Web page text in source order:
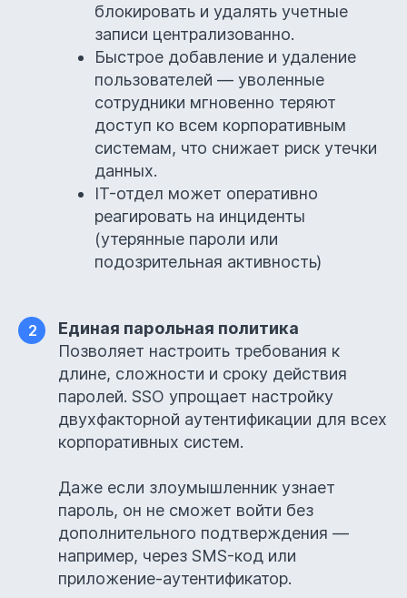
блокировать и удалять учетные
записи централизованно.
Быстрое добавление и удаление
пользователей — уволенные
сотрудники мгновенно теряют
доступ ко всем корпоративным
системам, что снижает риск утечки
данных.
IT-отдел может оперативно
реагировать на инциденты
(утерянные пароли или
подозрительная активность)
2
Единая парольная политика
Позволяет настроить требования к
длине, сложности и сроку действия
паролей. SSO упрощает настройку
двухфакторной аутентификации для всех
корпоративных систем.
Даже если злоумышленник узнает
пароль, он не сможет войти без
дополнительного подтверждения —
например, через SMS-код или
приложение-аутентификатор.